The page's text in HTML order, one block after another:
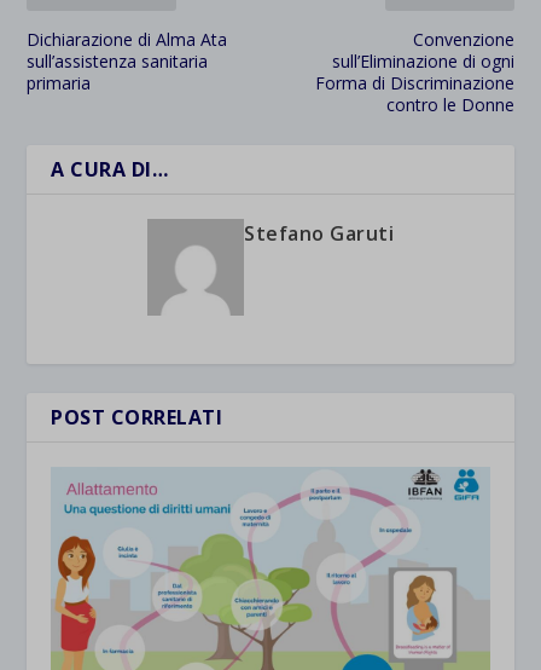
Dichiarazione di Alma Ata
sull’assistenza sanitaria
primaria
Convenzione
sull’Eliminazione di ogni
Forma di Discriminazione
contro le Donne
A CURA DI…
Stefano Garuti
POST CORRELATI